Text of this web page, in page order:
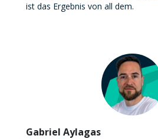
ist das Ergebnis von all dem.
Gabriel Aylagas